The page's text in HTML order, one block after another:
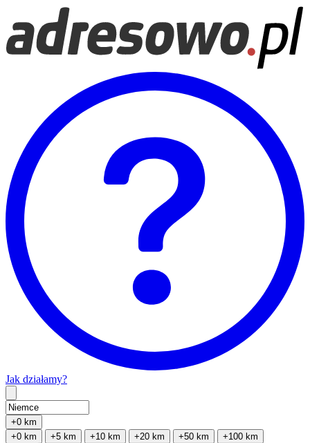
Jak działamy?
+0 km
+0 km
+5 km +10 km +20 km +50 km +100 km